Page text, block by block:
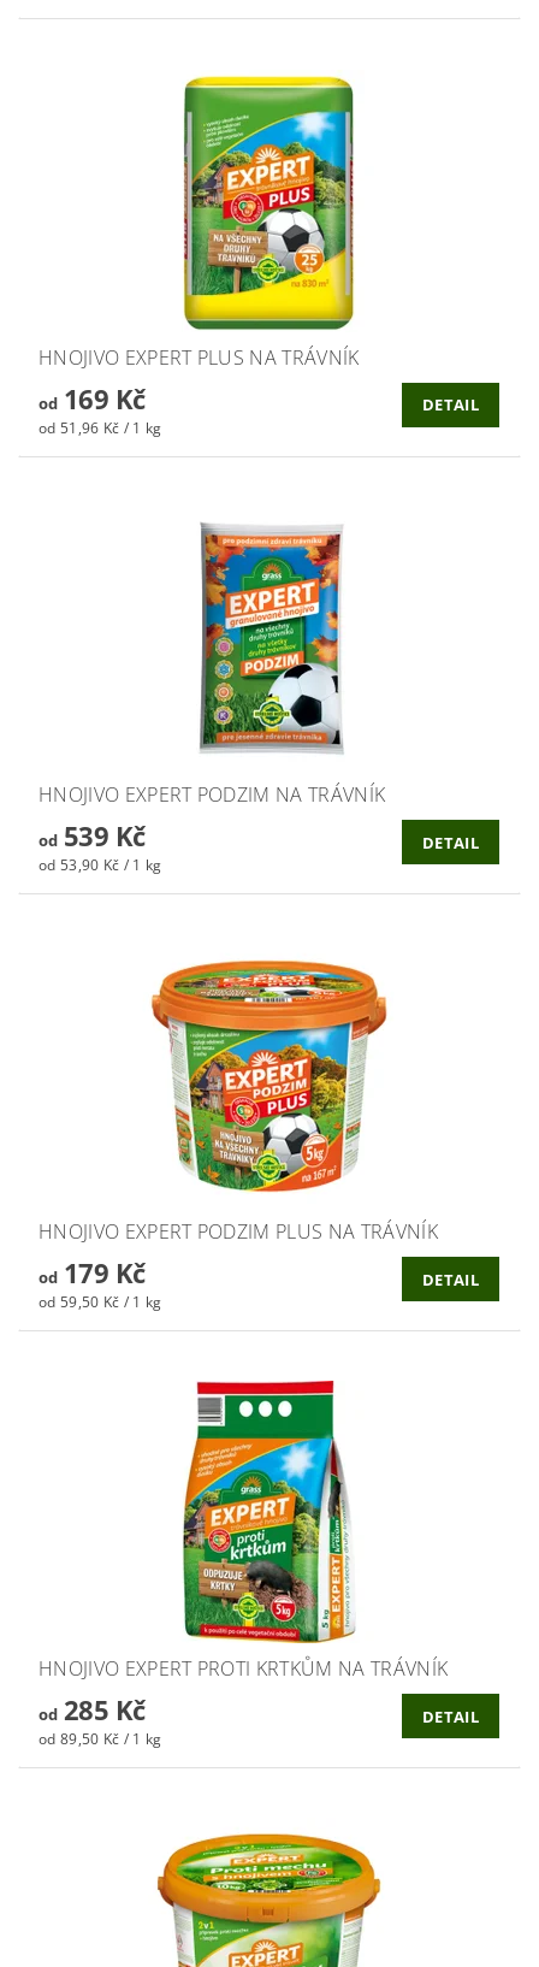
HNOJIVO EXPERT PLUS NA TRÁVNÍK
od169 Kč
od 51,96 Kč / 1 kg
DETAIL
HNOJIVO EXPERT PODZIM NA TRÁVNÍK
od539 Kč
od 53,90 Kč / 1 kg
DETAIL
HNOJIVO EXPERT PODZIM PLUS NA TRÁVNÍK
od179 Kč
od 59,50 Kč / 1 kg
DETAIL
HNOJIVO EXPERT PROTI KRTKŮM NA TRÁVNÍK
od285 Kč
od 89,50 Kč / 1 kg
DETAIL